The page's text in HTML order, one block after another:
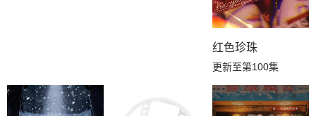
红色珍珠
更新至第100集